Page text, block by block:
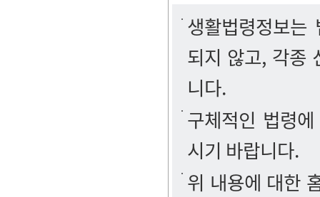
생활법령정보
되지 않고, 각종
니다.
구체적인 법령
시기 바랍니다.
위 내용에 대한